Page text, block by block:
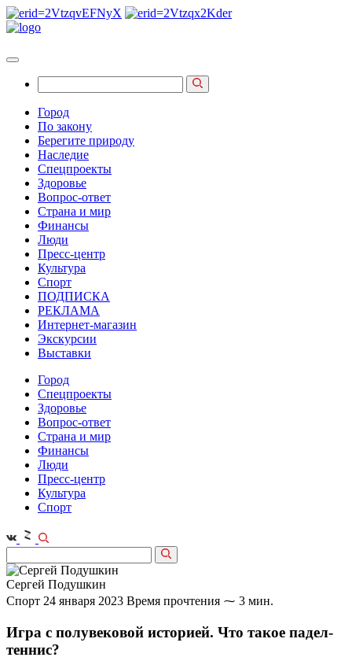
Город
По закону
Берегите природу
Наследие
Спецпроекты
Здоровье
Вопрос-ответ
Страна и мир
Финансы
Люди
Пресс-центр
Культура
Спорт
ПОДПИСКА
РЕКЛАМА
Интернет-магазин
Экскурсии
Выставки
Город
Спецпроекты
Здоровье
Вопрос-ответ
Страна и мир
Финансы
Люди
Пресс-центр
Культура
Спорт
Сергей Подушкин
Спорт 24 января 2023 Время прочтения ⁓ 3 мин.
Игра с полувековой историей. Что такое падел-
теннис?